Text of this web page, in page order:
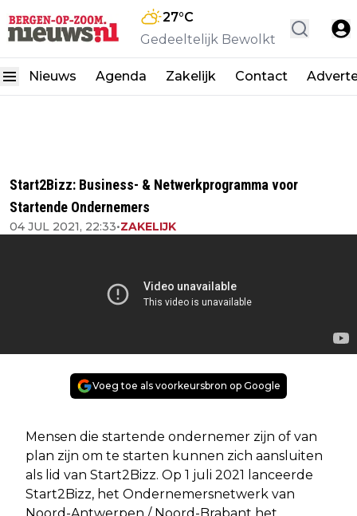
27°C
Gedeeltelijk Bewolkt
Nieuws Agenda Zakelijk Contact
Start2Bizz: Business- & Netwerkprogramma voor
Startende Ondernemers
04 JUL 2021, 22:33•ZAKELIJK
Voeg toe als voorkeursbron op Google
Mensen die startende ondernemer zijn of van
plan zijn om te starten kunnen zich aansluiten
als lid van Start2Bizz. Op 1 juli 2021 lanceerde
Start2Bizz, het Ondernemersnetwerk van